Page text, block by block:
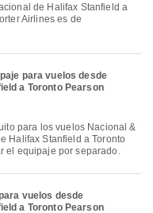
Airlines es de
para vuelos desde
a Toronto Pearson
Halifax Stanfield a Toronto
el equipaje por separado.
vuelos desde
a Toronto Pearson